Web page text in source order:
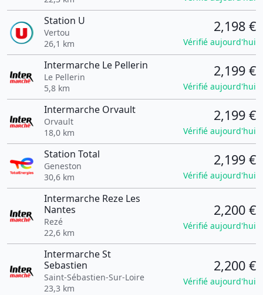
Station U
Vertou
26,1 km
2,198 €
Vérifié aujourd'hui
Intermarche Le Pellerin
Le Pellerin
5,8 km
2,199 €
Vérifié aujourd'hui
Intermarche Orvault
Orvault
18,0 km
2,199 €
Vérifié aujourd'hui
Station Total
Geneston
30,6 km
2,199 €
Vérifié aujourd'hui
Intermarche Reze Les
Nantes
Rezé
22,6 km
2,200 €
Vérifié aujourd'hui
Intermarche St
Sebastien
Saint-Sébastien-Sur-Loire
23,3 km
2,200 €
Vérifié aujourd'hui